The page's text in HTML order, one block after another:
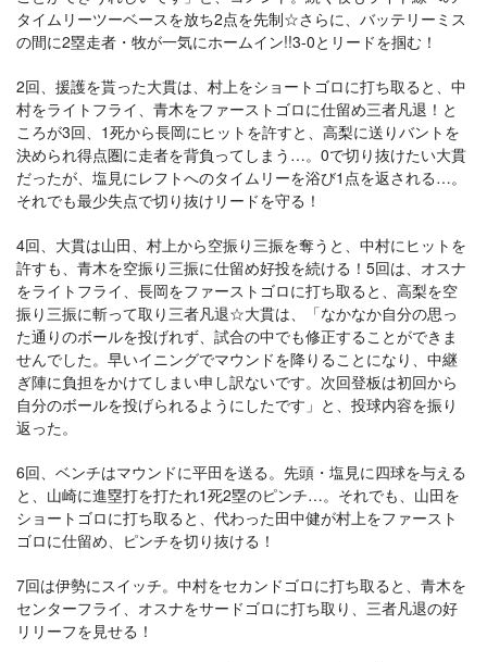
タイムリーツーベースを放ち2点を先制☆さらに、バッテリーミス
の間に2塁走者・牧が一気にホームイン!!3-0とリードを掴む！
2回、援護を貰った大貫は、村上をショートゴロに打ち取ると、中
村をライトフライ、青木をファーストゴロに仕留め三者凡退！と
ころが3回、1死から長岡にヒットを許すと、高梨に送りバントを
決められ得点圏に走者を背負ってしまう…。0で切り抜けたい大貫
だったが、塩見にレフトへのタイムリーを浴び1点を返される…。
それでも最少失点で切り抜けリードを守る！
4回、大貫は山田、村上から空振り三振を奪うと、中村にヒットを
許すも、青木を空振り三振に仕留め好投を続ける！5回は、オスナ
をライトフライ、長岡をファーストゴロに打ち取ると、高梨を空
振り三振に斬って取り三者凡退☆大貫は、「なかなか自分の思っ
た通りのボールを投げれず、試合の中でも修正することができま
せんでした。早いイニングでマウンドを降りることになり、中継
ぎ陣に負担をかけてしまい申し訳ないです。次回登板は初回から
自分のボールを投げられるようにしたです」と、投球内容を振り
返った。
6回、ベンチはマウンドに平田を送る。先頭・塩見に四球を与える
と、山崎に進塁打を打たれ1死2塁のピンチ…。それでも、山田を
ショートゴロに打ち取ると、代わった田中健が村上をファースト
ゴロに仕留め、ピンチを切り抜ける！
7回は伊勢にスイッチ。中村をセカンドゴロに打ち取ると、青木を
センターフライ、オスナをサードゴロに打ち取り、三者凡退の好
リリーフを見せる！